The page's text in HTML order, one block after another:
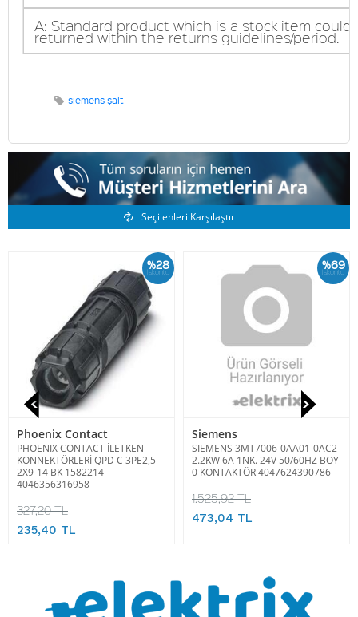
A: Standard product which is a stock item could
returned within the returns guidelines/period.
siemens şalt
Benzer Ürünler
Seçilenleri Karşılaştır
%28
İskonto
Phoenix Contact
PHOENIX CONTACT İLETKEN
KONNEKTÖRLERİ QPD C 3PE2,5
2X9-14 BK 1582214
4046356316958
327,20 TL
235,40 TL
%69
İskonto
Siemens
SIEMENS 3MT7006-0AA01-0AC2
2.2KW 6A 1NK. 24V 50/60HZ BOY
0 KONTAKTÖR 4047624390786
1.525,92 TL
473,04 TL